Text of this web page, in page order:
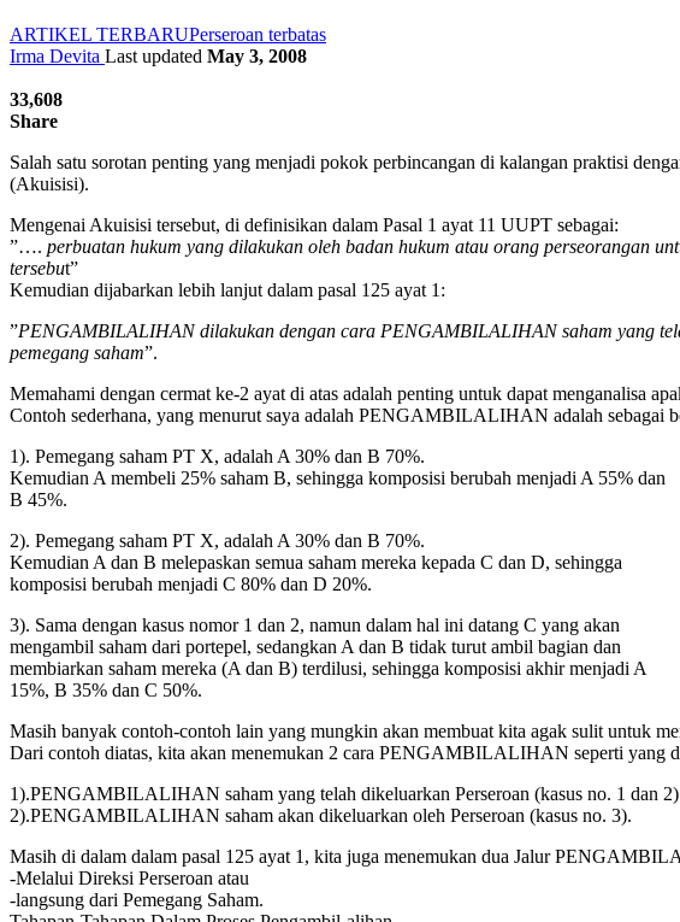
ARTIKEL TERBARUPerseroan terbatas
Irma Devita Last updated May 3, 2008
33,608
Share
Salah satu sorotan penting yang menjadi pokok perbincangan di kalangan praktisi
(Akuisisi).
Mengenai Akuisisi tersebut, di definisikan dalam Pasal 1 ayat 11 UUPT sebagai:
”…. perbuatan hukum yang dilakukan oleh badan hukum atau orang perseorangan
tersebut”
Kemudian dijabarkan lebih lanjut dalam pasal 125 ayat 1:
”PENGAMBILALIHAN dilakukan dengan cara PENGAMBILALIHAN saham yang
pemegang saham”.
Memahami dengan cermat ke-2 ayat di atas adalah penting untuk dapat menganalisa
Contoh sederhana, yang menurut saya adalah PENGAMBILALIHAN adalah sebagai
1). Pemegang saham PT X, adalah A 30% dan B 70%.
Kemudian A membeli 25% saham B, sehingga komposisi berubah menjadi A 55% dan
B 45%.
2). Pemegang saham PT X, adalah A 30% dan B 70%.
Kemudian A dan B melepaskan semua saham mereka kepada C dan D, sehingga
komposisi berubah menjadi C 80% dan D 20%.
3). Sama dengan kasus nomor 1 dan 2, namun dalam hal ini datang C yang akan
mengambil saham dari portepel, sedangkan A dan B tidak turut ambil bagian dan
membiarkan saham mereka (A dan B) terdilusi, sehingga komposisi akhir menjadi A
15%, B 35% dan C 50%.
Masih banyak contoh-contoh lain yang mungkin akan membuat kita agak sulit untuk
Dari contoh diatas, kita akan menemukan 2 cara PENGAMBILALIHAN seperti yang
1).PENGAMBILALIHAN saham yang telah dikeluarkan Perseroan (kasus no. 1 dan 2)
2).PENGAMBILALIHAN saham akan dikeluarkan oleh Perseroan (kasus no. 3).
Masih di dalam dalam pasal 125 ayat 1, kita juga menemukan dua Jalur
-Melalui Direksi Perseroan atau
-langsung dari Pemegang Saham.